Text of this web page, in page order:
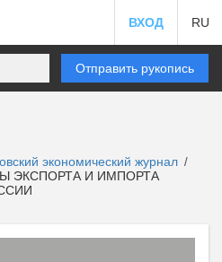
ВХОД RU
Отправить рукопись
экономический журнал /
ЭКСПОРТА И ИМПОРТА